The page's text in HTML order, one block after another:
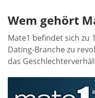
Wem gehört
Mate1 befindet sich zu
Dating-Branche zu
das